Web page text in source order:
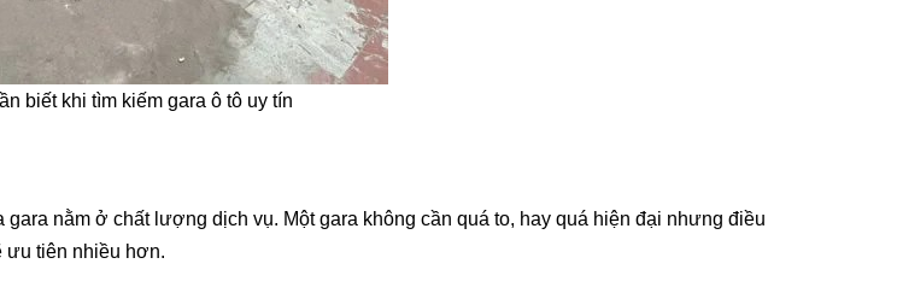
biết khi tìm kiếm gara ô tô uy tín
nằm ở chất lượng dịch vụ. Một gara không cần quá to, hay quá hiện đại nhưng điều
ưu tiên nhiều hơn.